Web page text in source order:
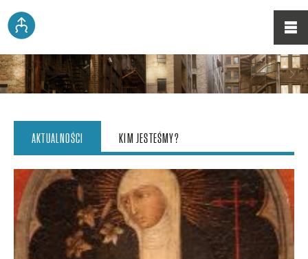
AKTUALNOŚCI KIM JESTEŚMY?